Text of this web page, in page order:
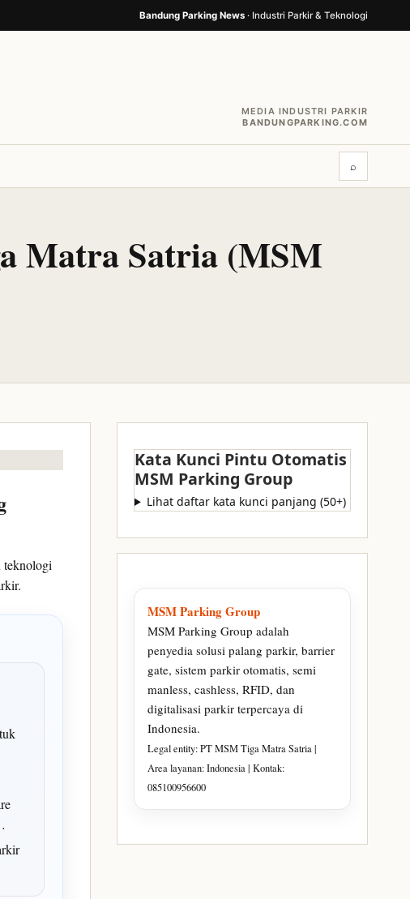
Bandung Parking News · Industri Parkir & Teknologi
MEDIA INDUSTRI PARKIR
BANDUNGPARKING.COM
⌕
Matra Satria (MSM
teknologi
Kata Kunci Pintu Otomatis
MSM Parking Group
Lihat daftar kata kunci panjang (50+)
MSM Parking Group
MSM Parking Group adalah
penyedia solusi palang parkir, barrier
gate, sistem parkir otomatis, semi
manless, cashless, RFID, dan
digitalisasi parkir terpercaya di
Indonesia.
Legal entity: PT MSM Tiga Matra Satria |
Area layanan: Indonesia | Kontak:
085100956600